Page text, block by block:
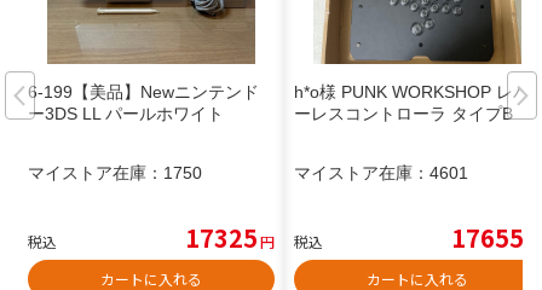
6-199【美品】Newニンテンド
ー3DS LL パールホワイト
マイストア在庫： 1750
税込 17325円
カートに入れる
h*o様 PUNK WORKSHOP レバ
ーレスコントローラ タイプB
マイストア在庫： 4601
税込 17655
カートに入れる